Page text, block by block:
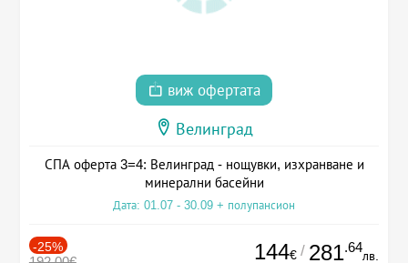
виж офертата
Велинград
СПА оферта 3=4: Велинград - нощувки, изхранване и
минерални басейни
Дата: 01.07 - 30.09 + полупансион
-25% 144€ / 281.64
лв.